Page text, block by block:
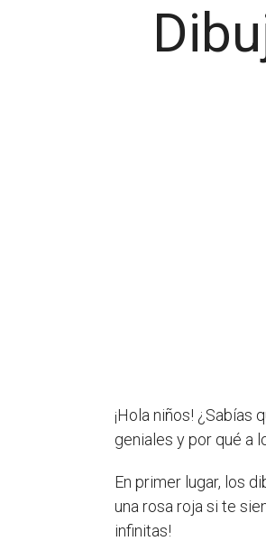
¡Hola niños!
geniales y por qué a
En primer lugar, los
una rosa roja si te
infinitas!